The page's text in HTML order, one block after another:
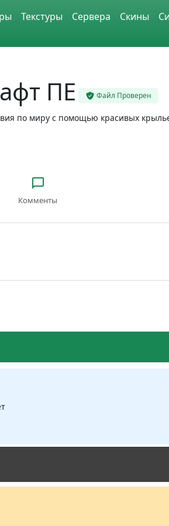
Текстуры Сервера Скины
ПЕ Файл Проверен
по миру с помощью красивых
Комменты